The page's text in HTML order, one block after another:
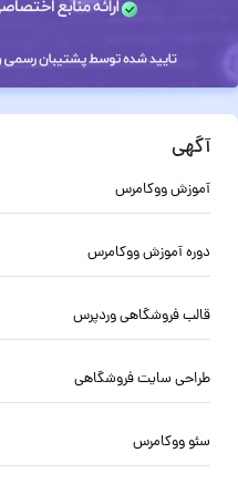
آگهی
آموزش ووکامرس
دوره آموزش ووکامرس
قالب فروشگاهی وردپرس
طراحی سایت فروشگاهی
سئو ووکامرس